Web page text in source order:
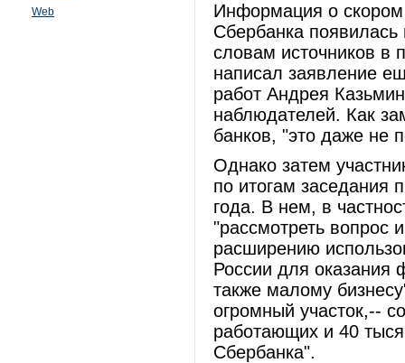
Web
Информация о скором
Сбербанка
словам источников в
написал заявление
работ Андрея
наблюдателей. Как
банков, "это даже не
Однако затем
по итогам заседания
года. В нем, в
"рассмотреть вопрос
расширению
России для оказания
также малому
огромный участок,--
работающих и 40
Сбербанка".